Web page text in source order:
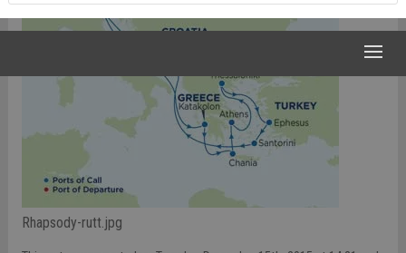
Rhapsody-rutt.jpg